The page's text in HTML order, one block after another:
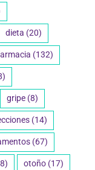
dieta (20)
(132)
gripe (8)
(14)
(67)
otoño (17)